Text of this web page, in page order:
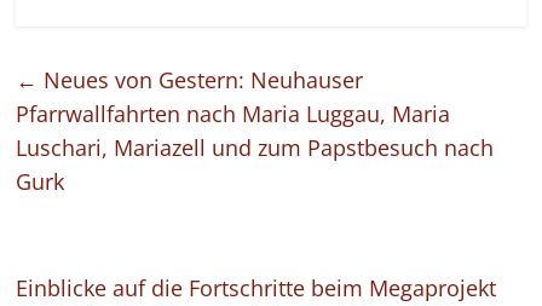
← Neues von Gestern: Neuhauser
Pfarrwallfahrten nach Maria Luggau, Maria
Luschari, Mariazell und zum Papstbesuch nach
Gurk
Einblicke auf die Fortschritte beim Megaprojekt